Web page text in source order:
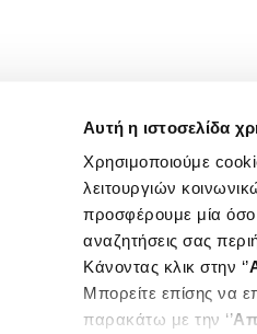
Αυτή η ιστοσελίδα
Χρησιμοποιούμε
λειτουργιών
προσφέρουμε μία όσο
αναζητήσεις σας
Κάνοντας κλικ στην ‘’
Μπορείτε επίσης να
παρακάτω με την ‘’